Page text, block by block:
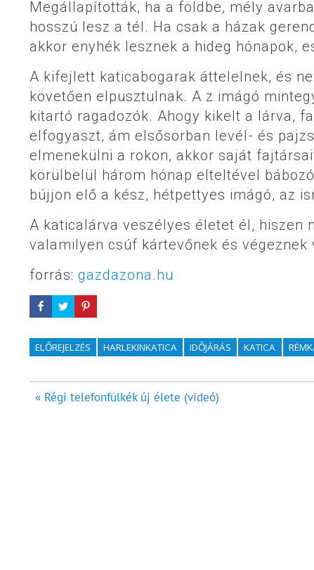
Megállapították, ha a földbe, mély
hosszú lesz a tél. Ha csak a házak
akkor enyhék lesznek a hideg hónapok,
A kifejlett katicabogarak áttelelnek, és
követően elpusztulnak. A z imágó
kitartó ragadozók. Ahogy kikelt a lárva,
elfogyaszt, ám elsősorban levél- és
elmenekülni a rokon, akkor saját
körülbelül három hónap elteltével
bújjon elő a kész, hétpettyes imágó, az
A katicalárva veszélyes életet él,
valamilyen csúf kártevőnek és végeznek
forrás: gazdazona.hu
ELŐREJELZÉS HARLEKINKATICA IDŐJÁRÁS KATICA
Bejegyzés
« Régi telefonfülkék új élete (videó)